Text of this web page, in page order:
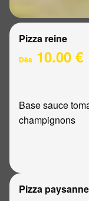
Pizza reine
Dès 10.00 €
Base sauce
champignons
Pizza paysanne